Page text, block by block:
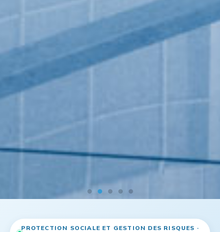
PROTECTION SOCIALE ET GESTION DES RISQUES ·